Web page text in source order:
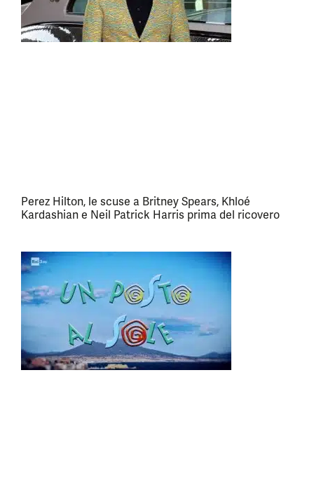
Perez Hilton, le scuse a Britney Spears, Khloé
Kardashian e Neil Patrick Harris prima del ricovero